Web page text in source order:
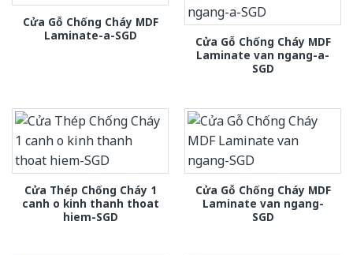
Cửa Gỗ Chống Cháy MDF
Laminate-a-SGD
Cửa Gỗ Chống Cháy MDF
Laminate van ngang-a-
SGD
Cửa Thép Chống Cháy 1
canh o kinh thanh thoat
hiem-SGD
Cửa Gỗ Chống Cháy MDF
Laminate van ngang-
SGD